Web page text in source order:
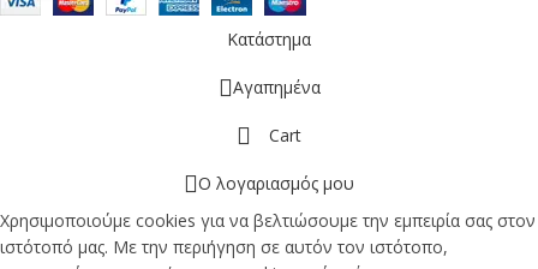
Κατάστημα
Αγαπημένα
Cart
Ο λογαριασμός μου
Χρησιμοποιούμε cookies για να βελτιώσουμε την εμπειρία σας στον
ιστότοπό μας. Με την περιήγηση σε αυτόν τον ιστότοπο,